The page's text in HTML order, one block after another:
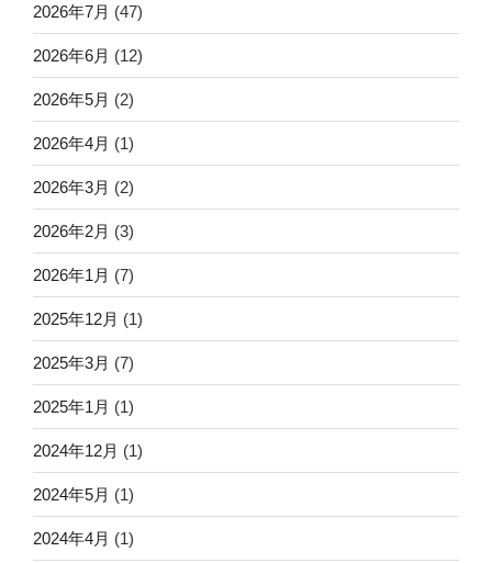
2026年7月 (47)
2026年6月 (12)
2026年5月 (2)
2026年4月 (1)
2026年3月 (2)
2026年2月 (3)
2026年1月 (7)
2025年12月 (1)
2025年3月 (7)
2025年1月 (1)
2024年12月 (1)
2024年5月 (1)
2024年4月 (1)